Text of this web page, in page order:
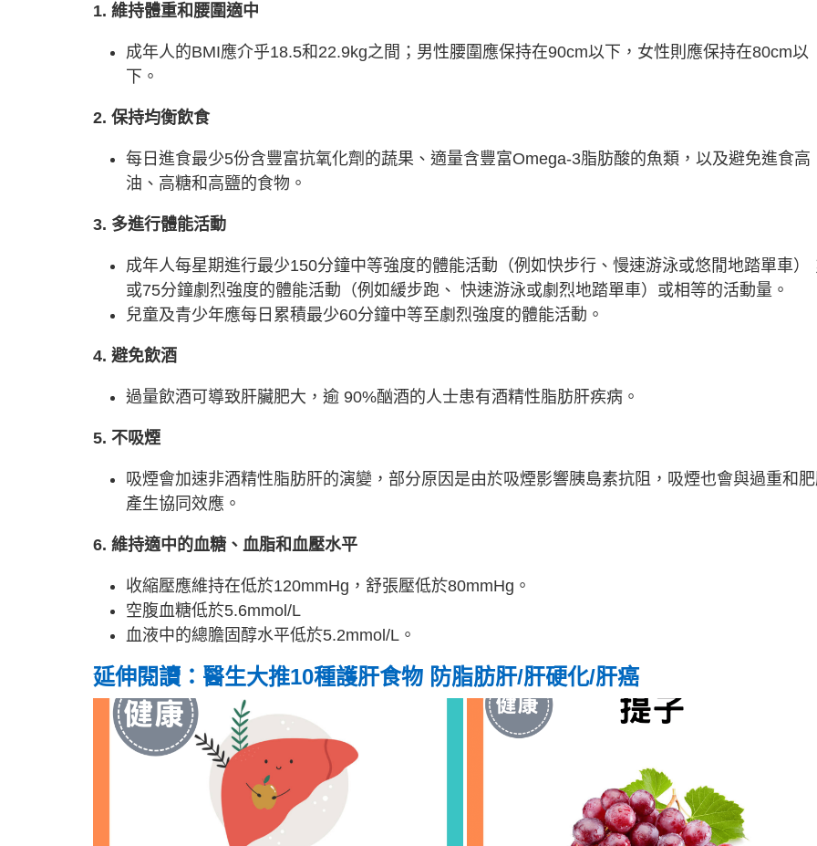
1. 維持體重和腰圍適中
成年人的BMI應介乎18.5和22.9kg之間；男性腰圍應保持在90cm以下，女性則應保持在80cm以
下。
2. 保持均衡飲食
每日進食最少5份含豐富抗氧化劑的蔬果、適量含豐富Omega-3脂肪酸的魚類，以及避免進食高
油、高糖和高鹽的食物。
3. 多進行體能活動
成年人每星期進行最少150分鐘中等強度的體能活動（例如快步行、慢速游泳或悠閒地踏單車）
或75分鐘劇烈強度的體能活動（例如緩步跑、 快速游泳或劇烈地踏單車）或相等的活動量。
兒童及青少年應每日累積最少60分鐘中等至劇烈強度的體能活動。
4. 避免飲酒
過量飲酒可導致肝臟肥大，逾 90%酗酒的人士患有酒精性脂肪肝疾病。
5. 不吸煙
吸煙會加速非酒精性脂肪肝的演變，部分原因是由於吸煙影響胰島素抗阻，吸煙也會與過重和
產生協同效應。
6. 維持適中的血糖、血脂和血壓水平
收縮壓應維持在低於120mmHg，舒張壓低於80mmHg。
空腹血糖低於5.6mmol/L
血液中的總膽固醇水平低於5.2mmol/L。
延伸閱讀：醫生大推10種護肝食物 防脂肪肝/肝硬化/肝癌